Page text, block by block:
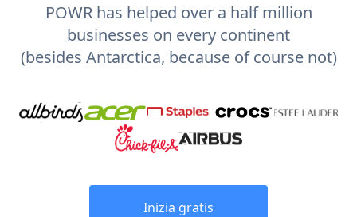
POWR has helped over a half million
businesses on every continent
(besides Antarctica, because of course not)
Inizia gratis